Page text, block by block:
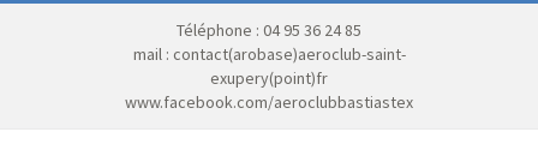
Téléphone : 04 95 36 24 85
mail : contact(arobase)aeroclub-saint-
exupery(point)fr
www.facebook.com/aeroclubbastiastex